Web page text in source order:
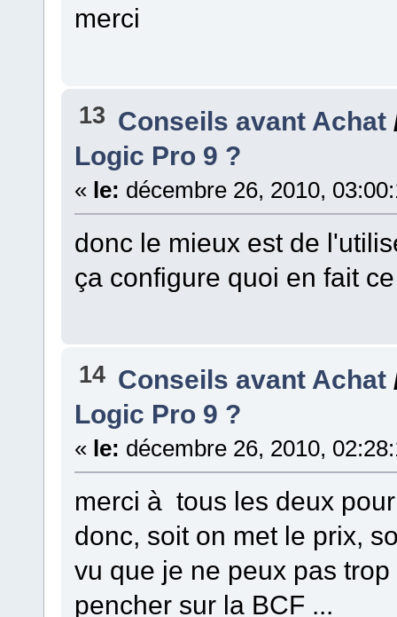
merci
13 Conseils avant Achat
Logic Pro 9 ?
« le: décembre 26, 2010,
donc le mieux est de
ça configure quoi en fait
14 Conseils avant Achat
Logic Pro 9 ?
« le: décembre 26, 2010,
merci à tous les deux
donc, soit on met le prix,
vu que je ne peux pas
pencher sur la BCF ...